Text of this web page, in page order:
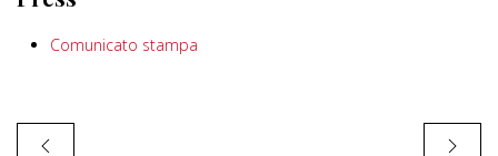
Comunicato stampa